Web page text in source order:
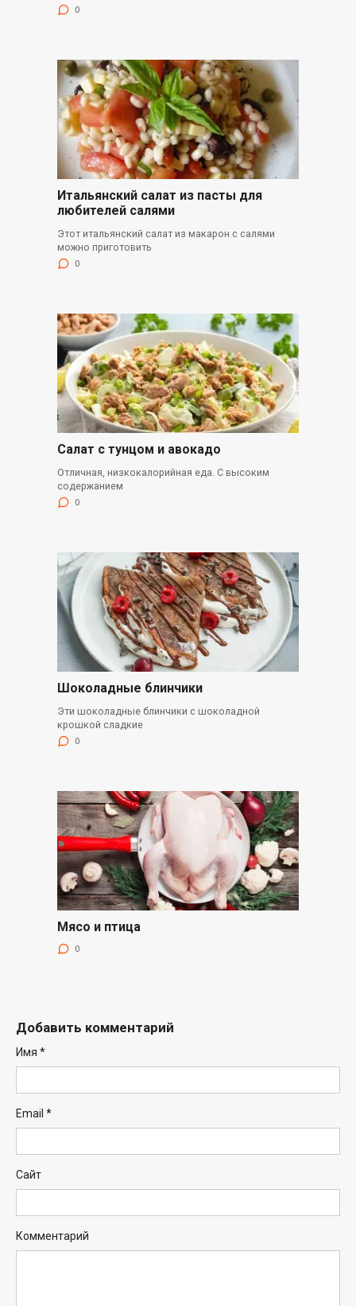
0
Итальянский салат из пасты для
любителей салями
Этот итальянский салат из макарон с салями
можно приготовить
0
Салат с тунцом и авокадо
Отличная, низкокалорийная еда. С высоким
содержанием
0
Шоколадные блинчики
Эти шоколадные блинчики с шоколадной
крошкой сладкие
0
Мясо и птица
0
Добавить комментарий
Имя *
Email *
Сайт
Комментарий